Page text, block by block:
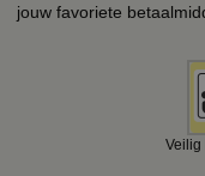
jouw favoriete
Veilig